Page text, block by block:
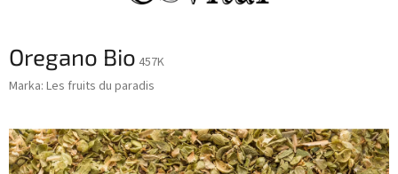
Oregano Bio 457K
Marka: Les fruits du paradis